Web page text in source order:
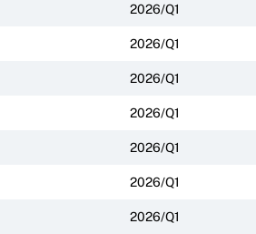
2026/Q1
2026/Q1
2026/Q1
2026/Q1
2026/Q1
2026/Q1
2026/Q1